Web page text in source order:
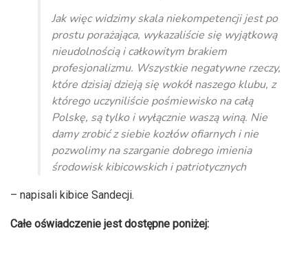
Jak więc widzimy skala niekompetencji jest po
prostu porażająca, wykazaliście się wyjątkową
nieudolnością i całkowitym brakiem
profesjonalizmu. Wszystkie negatywne rzeczy,
które dzisiaj dzieją się wokół naszego klubu, z
którego uczyniliście pośmiewisko na całą
Polskę, są tylko i wyłącznie waszą winą. Nie
damy zrobić z siebie kozłów ofiarnych i nie
pozwolimy na szarganie dobrego imienia
środowisk kibicowskich i patriotycznych
– napisali kibice Sandecji.
Całe oświadczenie jest dostępne poniżej: